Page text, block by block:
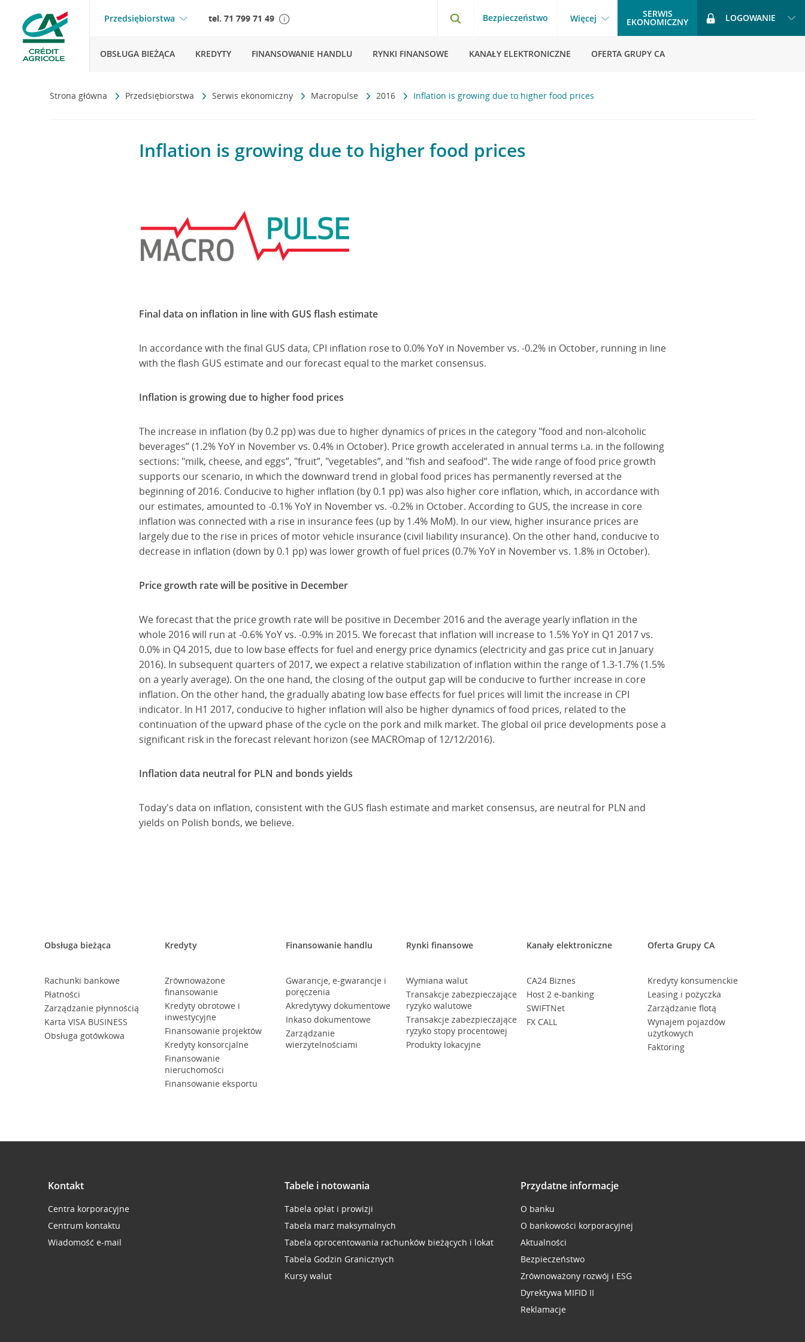
Przedsiębiorstwa tel. 71 799 71 49 Bezpieczeństwo Więcej SERWIS
EKONOMICZNY LOGOWANIE
OBSŁUGA BIEŻĄCA KREDYTY FINANSOWANIE HANDLU RYNKI FINANSOWE KANAŁY ELEKTRONICZNE OFERTA GRUPY CA
Strona główna Przedsiębiorstwa Serwis ekonomiczny Macropulse 2016 Inflation is growing due to higher food prices
Inflation is growing due to higher food prices
Final data on inflation in line with GUS flash estimate
In accordance with the final GUS data, CPI inflation rose to 0.0% YoY in November vs. -0.2% in October, running in line
with the flash GUS estimate and our forecast equal to the market consensus.
Inflation is growing due to higher food prices
The increase in inflation (by 0.2 pp) was due to higher dynamics of prices in the category "food and non-alcoholic
beverages” (1.2% YoY in November vs. 0.4% in October). Price growth accelerated in annual terms i.a. in the following
sections: "milk, cheese, and eggs”, "fruit”, "vegetables”, and "fish and seafood”. The wide range of food price growth
supports our scenario, in which the downward trend in global food prices has permanently reversed at the
beginning of 2016. Conducive to higher inflation (by 0.1 pp) was also higher core inflation, which, in accordance with
our estimates, amounted to -0.1% YoY in November vs. -0.2% in October. According to GUS, the increase in core
inflation was connected with a rise in insurance fees (up by 1.4% MoM). In our view, higher insurance prices are
largely due to the rise in prices of motor vehicle insurance (civil liability insurance). On the other hand, conducive to
decrease in inflation (down by 0.1 pp) was lower growth of fuel prices (0.7% YoY in November vs. 1.8% in October).
Price growth rate will be positive in December
We forecast that the price growth rate will be positive in December 2016 and the average yearly inflation in the
whole 2016 will run at -0.6% YoY vs. -0.9% in 2015. We forecast that inflation will increase to 1.5% YoY in Q1 2017 vs.
0.0% in Q4 2015, due to low base effects for fuel and energy price dynamics (electricity and gas price cut in January
2016). In subsequent quarters of 2017, we expect a relative stabilization of inflation within the range of 1.3-1.7% (1.5%
on a yearly average). On the one hand, the closing of the output gap will be conducive to further increase in core
inflation. On the other hand, the gradually abating low base effects for fuel prices will limit the increase in CPI
indicator. In H1 2017, conducive to higher inflation will also be higher dynamics of food prices, related to the
continuation of the upward phase of the cycle on the pork and milk market. The global oil price developments pose a
significant risk in the forecast relevant horizon (see MACROmap of 12/12/2016).
Inflation data neutral for PLN and bonds yields
Today's data on inflation, consistent with the GUS flash estimate and market consensus, are neutral for PLN and
yields on Polish bonds, we believe.
Obsługa bieżąca
Rachunki bankowe
Płatności
Zarządzanie płynnością
Karta VISA BUSINESS
Obsługa gotówkowa
Kredyty
Zrównoważone
finansowanie
Kredyty obrotowe i
inwestycyjne
Finansowanie projektów
Kredyty konsorcjalne
Finansowanie
nieruchomości
Finansowanie eksportu
Finansowanie handlu
Gwarancje, e-gwarancje i
poręczenia
Akredytywy dokumentowe
Inkaso dokumentowe
Zarządzanie
wierzytelnościami
Rynki finansowe
Wymiana walut
Transakcje zabezpieczające
ryzyko walutowe
Transakcje zabezpieczające
ryzyko stopy procentowej
Produkty lokacyjne
Kanały elektroniczne
CA24 Biznes
Host 2 e-banking
SWIFTNet
FX CALL
Oferta Grupy CA
Kredyty konsumenckie
Leasing i pożyczka
Zarządzanie flotą
Wynajem pojazdów
użytkowych
Faktoring
Kontakt
Centra korporacyjne
Centrum kontaktu
Wiadomość e-mail
Tabele i notowania
Tabela opłat i prowizji
Tabela marż maksymalnych
Tabela oprocentowania rachunków bieżących i lokat
Tabela Godzin Granicznych
Kursy walut
Przydatne informacje
O banku
O bankowości korporacyjnej
Aktualności
Bezpieczeństwo
Zrównoważony rozwój i ESG
Dyrektywa MIFID II
Reklamacje